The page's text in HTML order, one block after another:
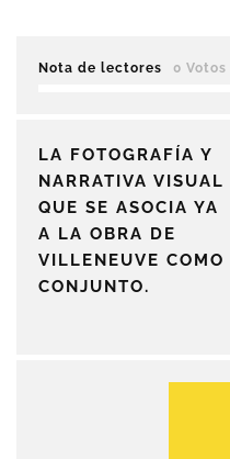
Nota de lectores 0 Votos
LA FOTOGRAFÍA Y
NARRATIVA VISUAL
QUE SE ASOCIA YA
A LA OBRA DE
VILLENEUVE COMO
CONJUNTO.